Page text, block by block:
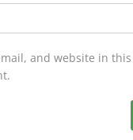
and website in